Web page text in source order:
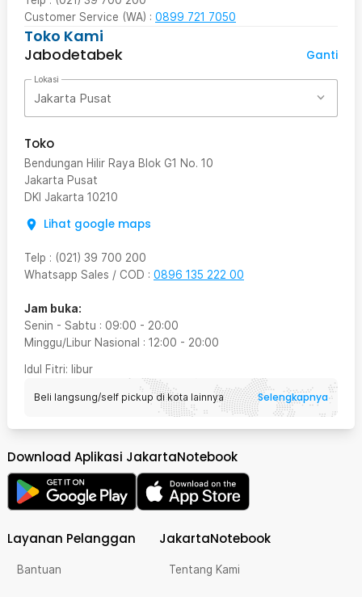
Customer Service (WA) : 0899 721 7050
Toko Kami
Jabodetabek
Ganti
Lokasi
Jakarta Pusat
Toko
Bendungan Hilir Raya Blok G1 No. 10
Jakarta Pusat
DKI Jakarta 10210
Lihat google maps
Telp : (021) 39 700 200
Whatsapp Sales / COD : 0896 135 222 00
Jam buka:
Senin - Sabtu : 09:00 - 20:00
Minggu/Libur Nasional : 12:00 - 20:00
Idul Fitri: libur
Beli langsung/self pickup di kota lainnya Selengkapnya
Download Aplikasi JakartaNotebook
Layanan Pelanggan
Bantuan
JakartaNotebook
Tentang Kami